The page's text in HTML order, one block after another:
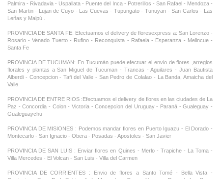
Palmira - Rivadavia - Uspallata - Puente del Inca - Potrerillos - San Rafael - Mendoza -
San Martin - Lujan de Cuyo - Las Cuevas - Tupungato - Tunuyan - San Carlos - Las
Leñas y Maipú .
PROVINCIA DE SANTA FE: Efectuamos el delivery de floresexpress a: San Lorenzo -
Rosario - Venado Tuerto - Rufino - Reconquista - Rafaela - Esperanza - Melincue -
Santa Fe
PROVINCIA DE TUCUMAN: En Tucumán puede efectuar el envio de flores ,arreglos
florales y plantas a San Miguel de Tucuman - Trancas - Aguilares - Juan Bautista
Alberdi - Concepcion - Tafi del Valle - San Pedro de Colalao - La Banda, Amaicha del
Valle
PROVINCIA DE ENTRE RIOS :Efectuamos el delivery de flores en las ciudades de La
Paz - Concordia - Colon - Victoria - Concepcion del Uruguay - Paraná - Gualeguay -
Gualeguaychu
PROVINCIA DE MISIONES : Podemos mandar flores en Puerto Iguazu - El Dorado -
Montecarlo - San Ignacio - Obera - Posadas - Apostoles - San Javier
PROVINCIA DE SAN LUIS : Enviar flores en Quines - Merlo - Trapiche - La Toma -
Villa Mercedes - El Volcan - San Luis - Villa del Carmen
PROVINCIA DE CORRIENTES : Envio de flores a Santo Tomé - Bella Vista -